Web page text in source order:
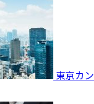
東京カン